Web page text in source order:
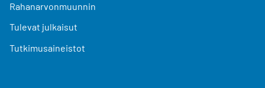
Rahanarvonmuunnin
Tulevat julkaisut
Tutkimusaineistot